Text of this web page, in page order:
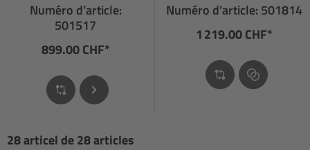
Numéro d’article:
501517
899.00 CHF*
Numéro d’article: 501814
1 219.00 CHF*
28 articel de 28 articles